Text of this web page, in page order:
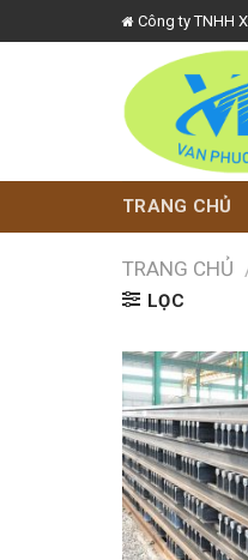
to
Công ty TNHH
TRANG CHỦ
TRANG CHỦ
LỌC